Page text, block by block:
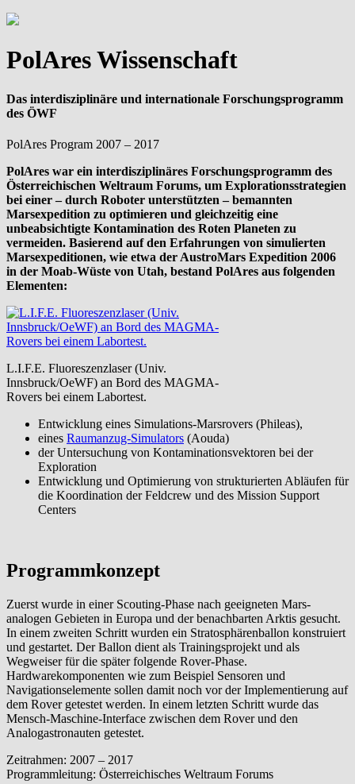
PolAres Wissenschaft
Das interdisziplinäre und internationale Forschungsprogramm
des ÖWF
PolAres Program 2007 – 2017
PolAres war ein interdisziplinäres Forschungsprogramm des
Österreichischen Weltraum Forums, um Explorationsstrategien
bei einer – durch Roboter unterstützten – bemannten
Marsexpedition zu optimieren und gleichzeitig eine
unbeabsichtigte Kontamination des Roten Planeten zu
vermeiden. Basierend auf den Erfahrungen von simulierten
Marsexpeditionen, wie etwa der AustroMars Expedition 2006
in der Moab-Wüste von Utah, bestand PolAres aus folgenden
Elementen:
L.I.F.E. Fluoreszenzlaser (Univ.
Innsbruck/OeWF) an Bord des MAGMA-
Rovers bei einem Labortest.
Entwicklung eines Simulations-Marsrovers (Phileas),
eines Raumanzug-Simulators (Aouda)
der Untersuchung von Kontaminationsvektoren bei der
Exploration
Entwicklung und Optimierung von strukturierten Abläufen für
die Koordination der Feldcrew und des Mission Support
Centers
Programmkonzept
Zuerst wurde in einer Scouting-Phase nach geeigneten Mars-
analogen Gebieten in Europa und der benachbarten Arktis gesucht.
In einem zweiten Schritt wurden ein Stratosphärenballon konstruiert
und gestartet. Der Ballon dient als Trainingsprojekt und als
Wegweiser für die später folgende Rover-Phase.
Hardwarekomponenten wie zum Beispiel Sensoren und
Navigationselemente sollen damit noch vor der Implementierung auf
dem Rover getestet werden. In einem letzten Schritt wurde das
Mensch-Maschine-Interface zwischen dem Rover und den
Analogastronauten getestet.
Zeitrahmen: 2007 – 2017
Programmleitung: Österreichisches Weltraum Forums